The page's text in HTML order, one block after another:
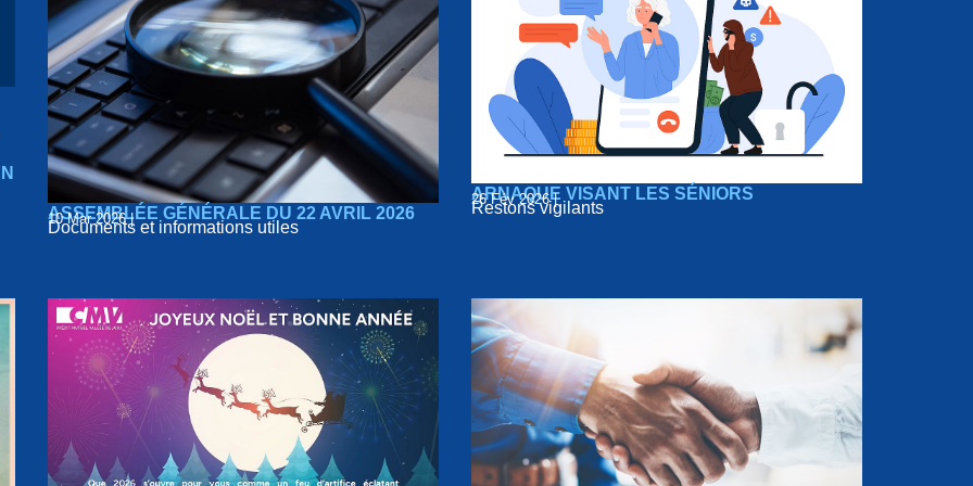
ASSEMBLÉE GÉNÉRALE DU 22 AVRIL 2026
10 Mar 2026 |
Documents et informations utiles
ARNAQUE VISANT LES SÉNIORS
26 Fév 2026 |
Restons vigilants